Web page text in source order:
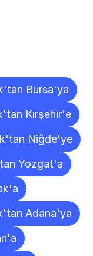
Bursa'ya
Kırşehir'e
Niğde'ye
Yozgat'a
Adana'ya